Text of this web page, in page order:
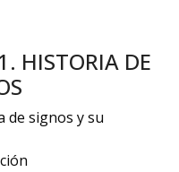
HISTORIA DE
de signos y su